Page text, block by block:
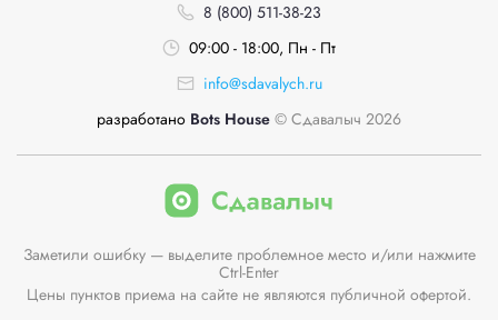
8 (800) 511-38-23
09:00 - 18:00, Пн - Пт
info@sdavalych.ru
разработано Bots House © Сдавалыч 2026
Заметили ошибку — выделите проблемное место и/или нажмите
Ctrl-Enter
Цены пунктов приема на сайте не являются публичной офертой.